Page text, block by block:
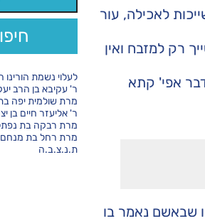
לאכילה, עור
רק למזבח ואין
אפי' קתא
שבאשם נאמר בו
לעלוי נשמת הורינו
ר' עקיבא בן הרב
מרת שולמית יפה
ר' אליעזר חיים בן
מרת רבקה בת
מרת רחל בת מנחם
ת.נ.צ.ב.ה